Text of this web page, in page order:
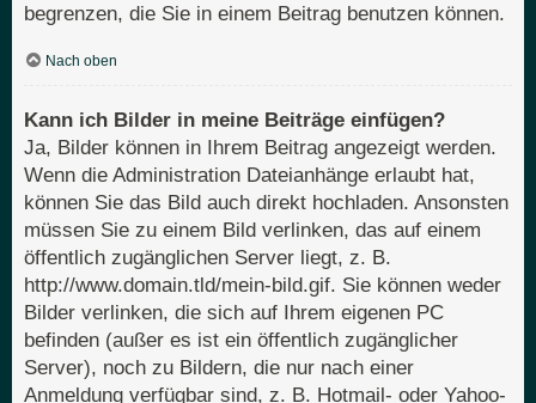
begrenzen, die Sie in einem Beitrag benutzen können.
Nach oben
Kann ich Bilder in meine Beiträge einfügen?
Ja, Bilder können in Ihrem Beitrag angezeigt werden.
Wenn die Administration Dateianhänge erlaubt hat,
können Sie das Bild auch direkt hochladen. Ansonsten
müssen Sie zu einem Bild verlinken, das auf einem
öffentlich zugänglichen Server liegt, z. B.
http://www.domain.tld/mein-bild.gif. Sie können weder
Bilder verlinken, die sich auf Ihrem eigenen PC
befinden (außer es ist ein öffentlich zugänglicher
Server), noch zu Bildern, die nur nach einer
Anmeldung verfügbar sind, z. B. Hotmail- oder Yahoo-